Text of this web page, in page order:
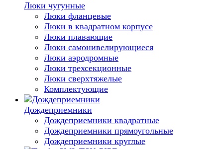
Люки чугунные
Люки фланцевые
Люки в квадратном корпусе
Люки плавающие
Люки самонивелирующиеся
Люки аэродромные
Люки трехсекционные
Люки сверхтяжелые
Комплектующие
Дождеприемники
Дождеприемники квадратные
Дождеприемники прямоугольные
Дождеприемники круглые